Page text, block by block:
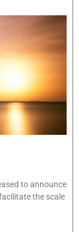
to announce
the scale